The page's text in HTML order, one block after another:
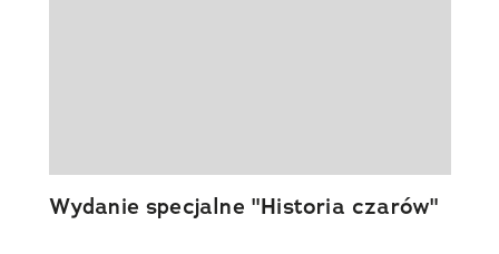
Wydanie specjalne "Historia czarów"